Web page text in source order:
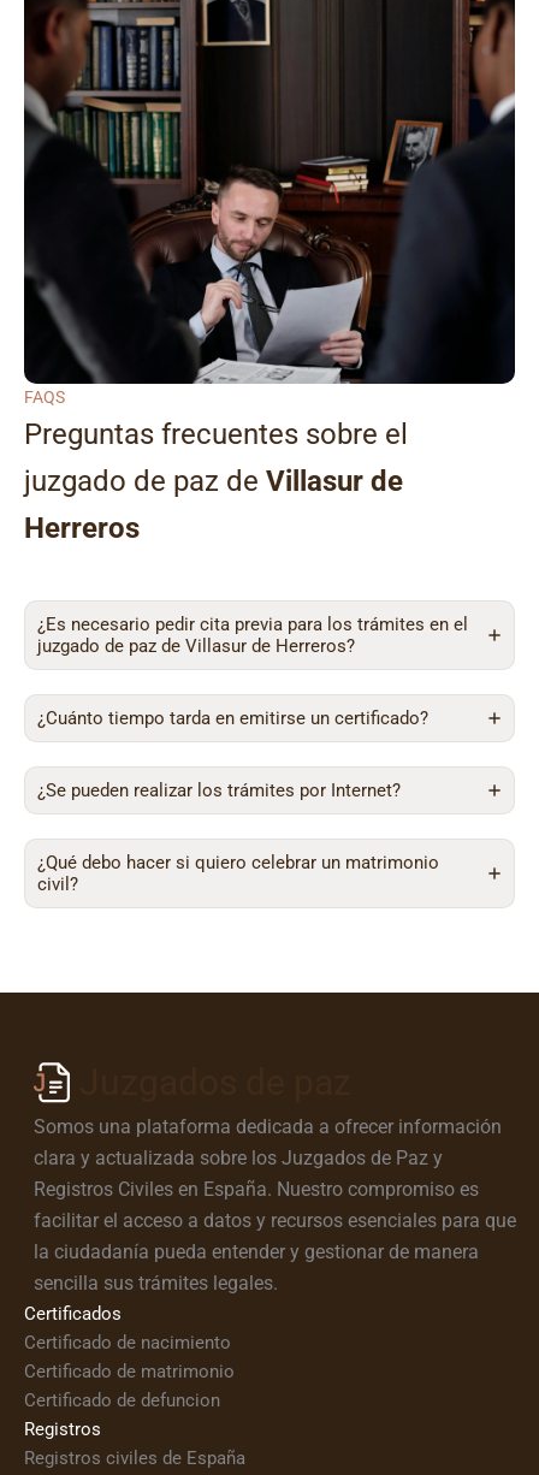
FAQS
Preguntas frecuentes sobre el
juzgado de paz de Villasur de
Herreros
¿Es necesario pedir cita previa para los trámites en el
juzgado de paz de Villasur de Herreros?
¿Cuánto tiempo tarda en emitirse un certificado?
¿Se pueden realizar los trámites por Internet?
¿Qué debo hacer si quiero celebrar un matrimonio
civil?
Somos una plataforma dedicada a ofrecer información
clara y actualizada sobre los Juzgados de Paz y
Registros Civiles en España. Nuestro compromiso es
facilitar el acceso a datos y recursos esenciales para que
la ciudadanía pueda entender y gestionar de manera
sencilla sus trámites legales.
Certificados
Certificado de nacimiento
Certificado de matrimonio
Certificado de defuncion
Registros
Registros civiles de España